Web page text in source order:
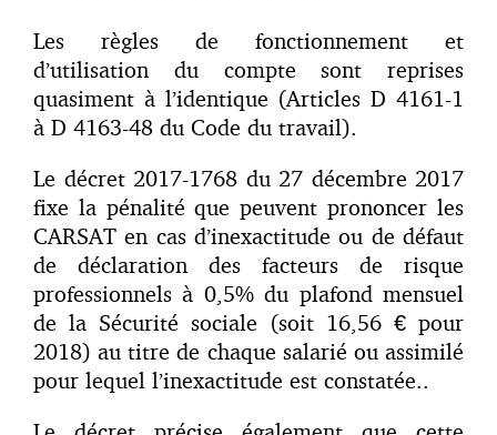
Les règles de fonctionnement et
d’utilisation du compte sont reprises
quasiment à l’identique (Articles D 4161-1
à D 4163-48 du Code du travail).
Le décret 2017-1768 du 27 décembre 2017
fixe la pénalité que peuvent prononcer les
CARSAT en cas d’inexactitude ou de défaut
de déclaration des facteurs de risque
professionnels à 0,5% du plafond mensuel
de la Sécurité sociale (soit 16,56 € pour
2018) au titre de chaque salarié ou assimilé
pour lequel l’inexactitude est constatée..